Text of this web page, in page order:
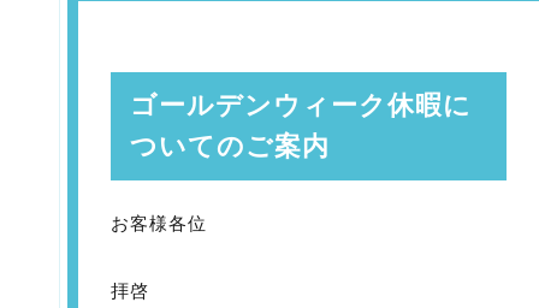
ゴールデンウィーク休暇に
ついてのご案内
お客様各位
拝啓